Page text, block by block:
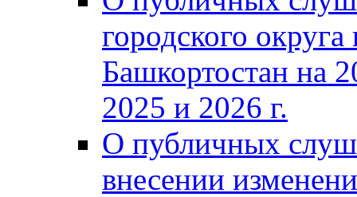
городского
Башкортостан на
2025 и 2026 г.
О публичных
внесении